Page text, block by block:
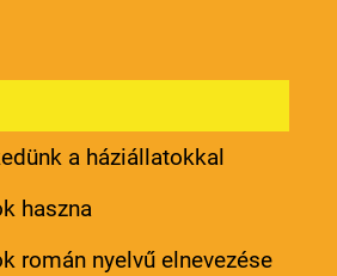
a háziállatokkal
haszna
román nyelvű elnevezése